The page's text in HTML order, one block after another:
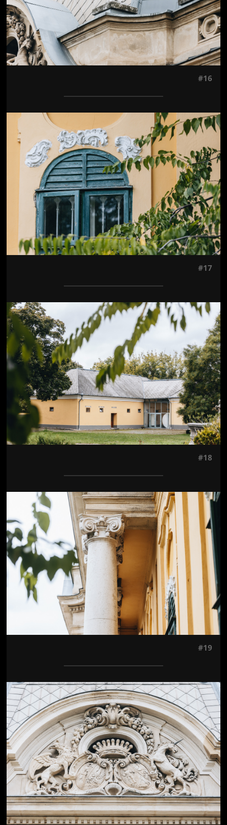
#16
Jön még kép!
#17
Jön még kép!
#18
Jön még kép!
#19
Jön még kép!